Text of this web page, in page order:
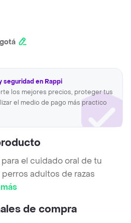
seguridad en Rappi
los mejores precios, proteger tus
el medio de pago más practico
el cuidado oral de tu
adultos de razas
de compra